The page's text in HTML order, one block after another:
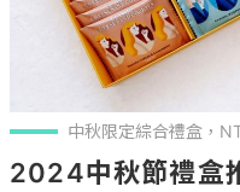
中秋限定綜合禮盒，
2024中秋節禮盒